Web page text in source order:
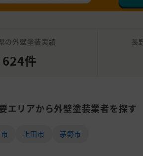
の外壁塗装実績
624件
長
エリアから外壁塗装業者を探す
上田市 茅野市